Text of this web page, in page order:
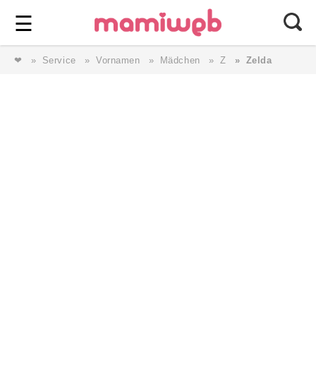
☰ ⎯ Wir lieben Familie ⎯
❤ Service Vornamen Mädchen Z Zelda